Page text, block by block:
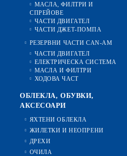
МАСЛА, ФИЛТРИ И
СПРЕЙОВЕ
ЧАСТИ ДВИГАТЕЛ
ЧАСТИ ДЖЕТ-ПОМПА
РЕЗЕРВНИ ЧАСТИ CAN-AM
ЧАСТИ ДВИГАТЕЛ
ЕЛЕКТРИЧЕСКА СИСТЕМА
МАСЛА И ФИЛТРИ
ХОДОВА ЧАСТ
ОБЛЕКЛА, ОБУВКИ,
АКСЕСОАРИ
ЯХТЕНИ ОБЛЕКЛА
ЖИЛЕТКИ И НЕОПРЕНИ
ДРЕХИ
ОЧИЛА